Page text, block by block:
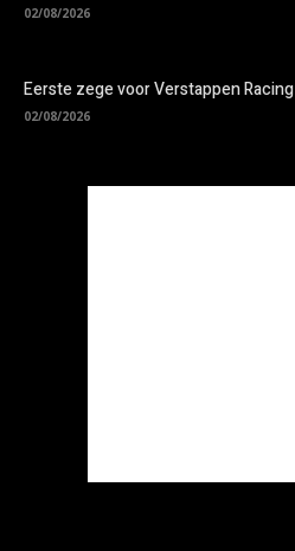
02/08/2026
Eerste zege voor Verstappen Racing
02/08/2026